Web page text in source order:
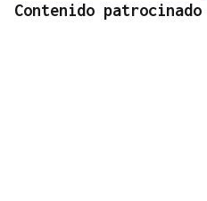
Contenido patrocinado